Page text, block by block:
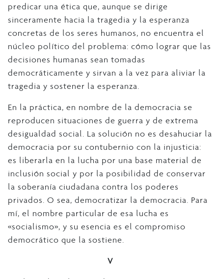
predicar una ética que, aunque se dirige
sinceramente hacia la tragedia y la esperanza
concretas de los seres humanos, no encuentra el
núcleo político del problema: cómo lograr que las
decisiones humanas sean tomadas
democráticamente y sirvan a la vez para aliviar la
tragedia y sostener la esperanza.
En la práctica, en nombre de la democracia se
reproducen situaciones de guerra y de extrema
desigualdad social. La solución no es desahuciar la
democracia por su contubernio con la injusticia:
es liberarla en la lucha por una base material de
inclusión social y por la posibilidad de conservar
la soberanía ciudadana contra los poderes
privados. O sea, democratizar la democracia. Para
mí, el nombre particular de esa lucha es
«socialismo», y su esencia es el compromiso
democrático que la sostiene.
V